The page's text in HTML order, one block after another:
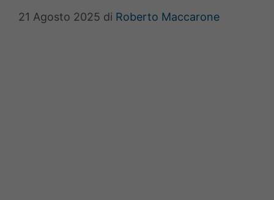
21 Agosto 2025 di Roberto Maccarone